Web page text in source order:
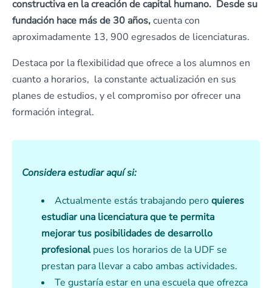
constructiva en la creación de capital humano. Desde su
fundación hace más de 30 años,cuenta con
aproximadamente 13, 900 egresados de licenciaturas.
Destaca por la flexibilidad que ofrece a los alumnos en
cuanto a horarios, la constante actualización en sus
planes de estudios, y el compromiso por ofrecer una
formación integral.
Considera estudiar aquí si:
Actualmente estás trabajando peroquieres
estudiar una licenciatura que te permita
mejorar tus posibilidades de desarrollo
profesionalpues los horarios de la UDF se
prestan para llevar a cabo ambas actividades.
Te gustaría estar en una escuela que ofrezca